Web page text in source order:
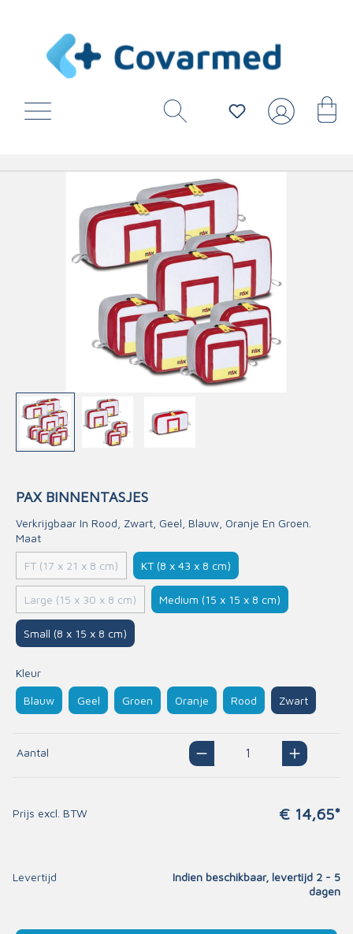
PAX BINNENTASJES
Verkrijgbaar In Rood, Zwart, Geel, Blauw, Oranje En Groen.
Maat
FT (17 x 21 x 8 cm) KT (8 x 43 x 8 cm)
Large (15 x 30 x 8 cm) Medium (15 x 15 x 8 cm)
Small (8 x 15 x 8 cm)
Kleur
Blauw Geel Groen Oranje Rood Zwart
Aantal
Prijs excl. BTW € 14,65*
Levertijd
Indien beschikbaar, levertijd 2 - 5
dagen